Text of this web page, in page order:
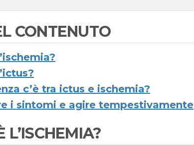
CONTENUTO
c’è tra ictus e ischemia​?
i sintomi e agire tempestivamente
L’ISCHEMIA?